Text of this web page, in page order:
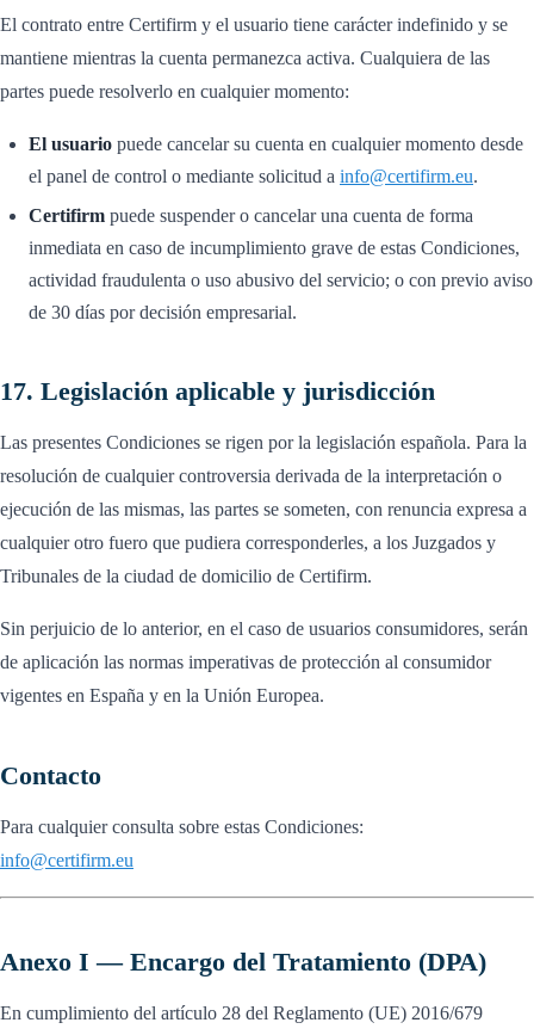
El contrato entre Certifirm y el usuario tiene carácter indefinido y se
mantiene mientras la cuenta permanezca activa. Cualquiera de las
partes puede resolverlo en cualquier momento:
El usuario puede cancelar su cuenta en cualquier momento desde
el panel de control o mediante solicitud a info@certifirm.eu.
Certifirm puede suspender o cancelar una cuenta de forma
inmediata en caso de incumplimiento grave de estas Condiciones,
actividad fraudulenta o uso abusivo del servicio; o con previo aviso
de 30 días por decisión empresarial.
17. Legislación aplicable y jurisdicción
Las presentes Condiciones se rigen por la legislación española. Para la
resolución de cualquier controversia derivada de la interpretación o
ejecución de las mismas, las partes se someten, con renuncia expresa a
cualquier otro fuero que pudiera corresponderles, a los Juzgados y
Tribunales de la ciudad de domicilio de Certifirm.
Sin perjuicio de lo anterior, en el caso de usuarios consumidores, serán
de aplicación las normas imperativas de protección al consumidor
vigentes en España y en la Unión Europea.
Contacto
Para cualquier consulta sobre estas Condiciones:
info@certifirm.eu
Anexo I — Encargo del Tratamiento (DPA)
En cumplimiento del artículo 28 del Reglamento (UE) 2016/679